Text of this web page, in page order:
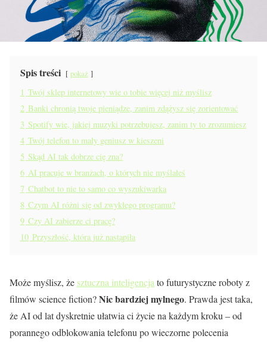
Spis treści pokaż
1 Twój sklep internetowy wie o tobie więcej niż myślisz
2 Banki chronią twoje pieniądze, zanim zdążysz się zorientować
3 Spotify wie, jakiej muzyki potrzebujesz, zanim ty to zrozumiesz
4 Twój telefon to mały geniusz w kieszeni
5 Skąd AI tak dobrze cię zna?
6 AI pracuje w branżach, o których nie myślałeś
7 Chatbot to nie to samo co wyszukiwarka
8 Czym AI różni się od zwykłego programu?
9 Czy AI zabierze ci pracę?
10 Przyszłość, która już nastąpiła
Może myślisz, że sztuczna inteligencja to futurystyczne roboty z
filmów science fiction?Nic bardziej mylnego. Prawda jest taka,
że AI od lat dyskretnie ułatwia ci życie na każdym kroku – od
porannego odblokowania telefonu po wieczorne polecenia